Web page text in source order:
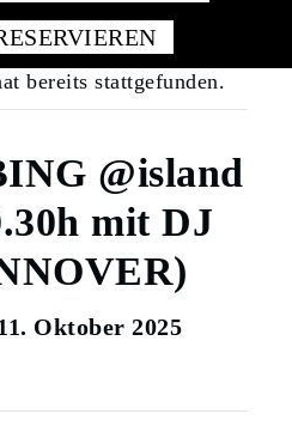
bereits stattgefunden.
@island
mit DJ
Oktober 2025